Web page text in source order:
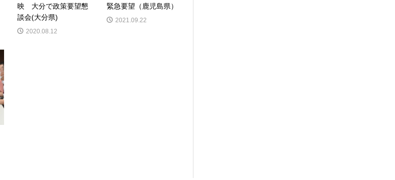
映 大分で政策要望懇
談会(大分県)
2020.08.12
緊急要望（鹿児島県）
2021.09.22